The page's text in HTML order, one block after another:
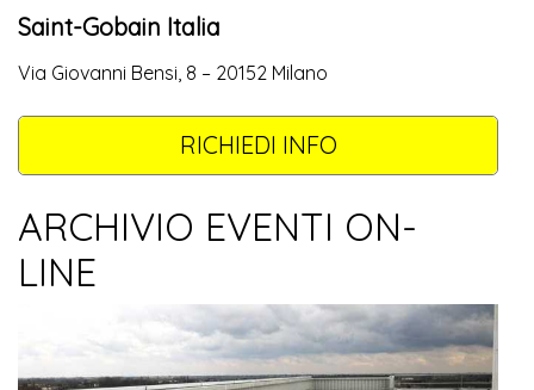
Saint-Gobain Italia
Via Giovanni Bensi, 8 – 20152 Milano
RICHIEDI INFO
ARCHIVIO EVENTI ON-
LINE